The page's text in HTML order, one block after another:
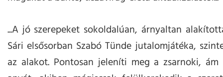
...A jó szerepeket sokoldalúan, árnyaltan
Sári elsősorban Szabó Tünde jutalomjátéka,
az alakot. Pontosan jeleníti meg a zsarnoki, ám